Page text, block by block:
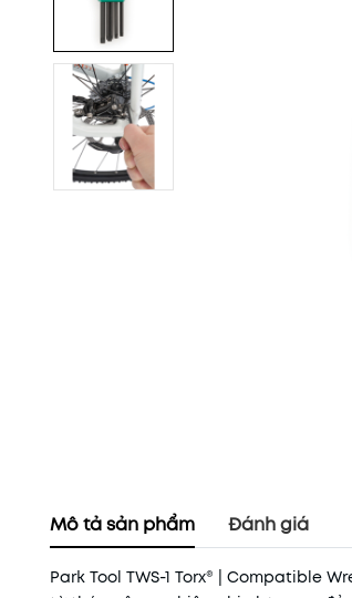
Mô tả sản phẩm Đánh giá
Park Tool TWS-1 Torx® | Compatible